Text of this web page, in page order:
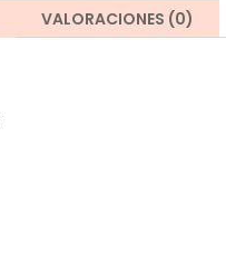
VALORACIONES (0)